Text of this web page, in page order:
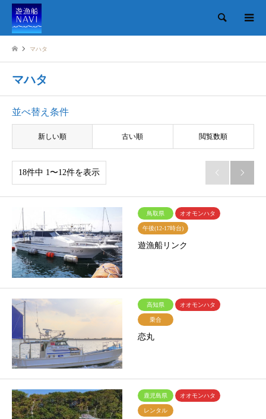
検索
マハタ
マハタ
並べ替え条件
新しい順 古い順 閲覧数順
18件中 1〜12件を表示  
鳥取県 オオモンハタ
午後(12-17時台)
遊漁船リンク
高知県 オオモンハタ
乗合
恋丸
鹿児島県 オオモンハタ
レンタル